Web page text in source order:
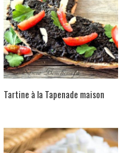
Tartine à la Tapenade maison